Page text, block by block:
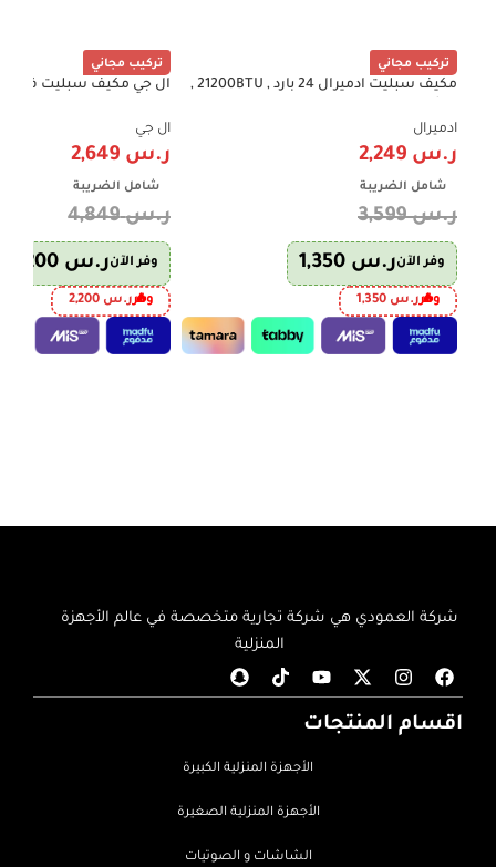
تركيب مجاني
-38%
مكيف سبليت ادميرال 24 بارد , 21200BTU ,
ADS24KCNP
ادميرال
ر.س
شامل الضريبة
ر.س3,599
وفر الآنر.س
وفرر.س 1,350
تركيب مجاني
-45%
– ND182C0.NK0
ال جي
ر.س
شامل الضريبة
ر.س4,849
وفر الآنر.س
وفرر.س 2,200
شركة العمودي هي شركة تجارية متخصصة في عالم الأجهزة
المنزلية
اقسام المنتجات
الأجهزة المنزلية الكبيرة
الأجهزة المنزلية الصغيرة
الشاشات و الصوتيات